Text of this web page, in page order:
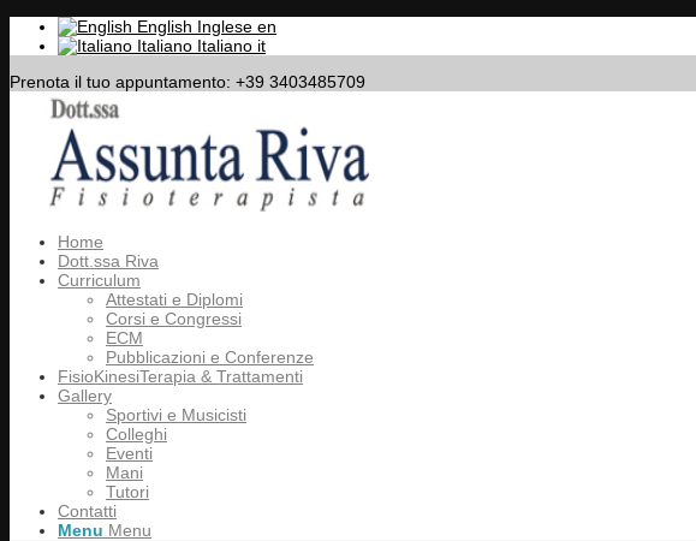
English Inglese en
Italiano Italiano it
Prenota il tuo appuntamento: +39 3403485709
Home
Dott.ssa Riva
Curriculum
Attestati e Diplomi
Corsi e Congressi
ECM
Pubblicazioni e Conferenze
FisioKinesiTerapia & Trattamenti
Gallery
Sportivi e Musicisti
Colleghi
Eventi
Mani
Tutori
Contatti
Menu Menu